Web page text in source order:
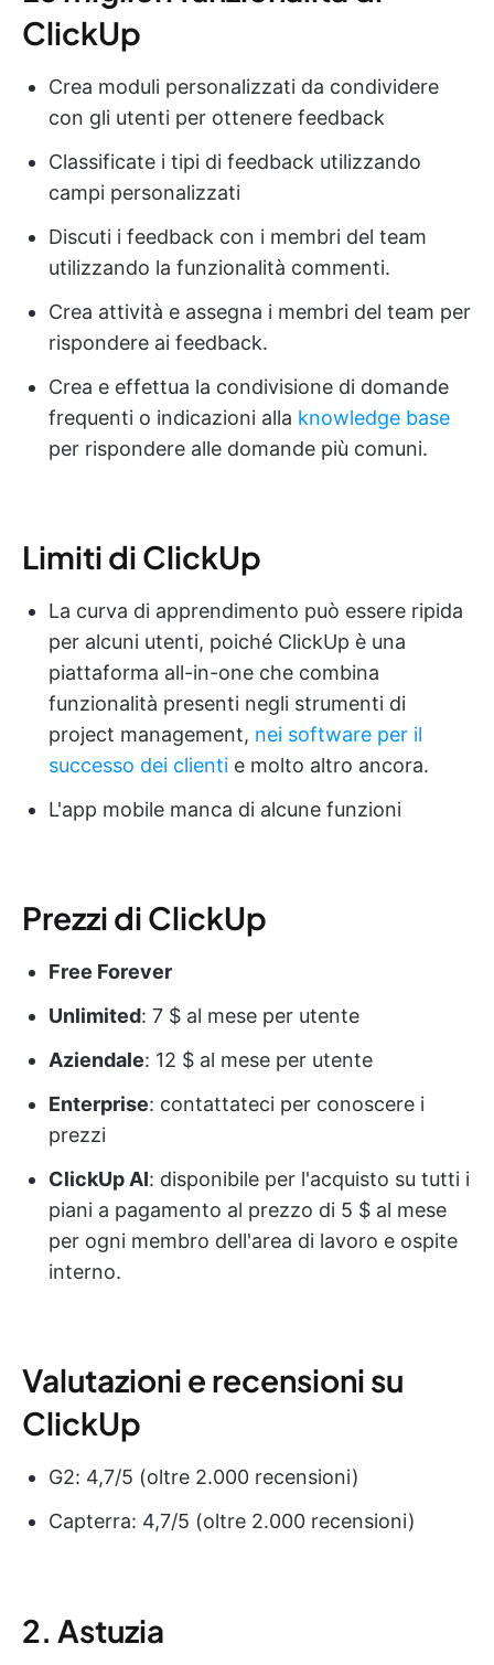
ClickUp
Crea moduli personalizzati da condividere
con gli utenti per ottenere feedback
Classificate i tipi di feedback utilizzando
campi personalizzati
Discuti i feedback con i membri del team
utilizzando la funzionalità commenti.
Crea attività e assegna i membri del team per
rispondere ai feedback.
Crea e effettua la condivisione di domande
frequenti o indicazioni alla knowledge base
per rispondere alle domande più comuni.
Limiti di ClickUp
La curva di apprendimento può essere ripida
per alcuni utenti, poiché ClickUp è una
piattaforma all-in-one che combina
funzionalità presenti negli strumenti di
project management, nei software per il
successo dei clienti e molto altro ancora.
L'app mobile manca di alcune funzioni
Prezzi di ClickUp
Free Forever
Unlimited: 7 $ al mese per utente
Aziendale: 12 $ al mese per utente
Enterprise: contattateci per conoscere i
prezzi
ClickUp AI: disponibile per l'acquisto su tutti i
piani a pagamento al prezzo di 5 $ al mese
per ogni membro dell'area di lavoro e ospite
interno.
Valutazioni e recensioni su
ClickUp
G2: 4,7/5 (oltre 2.000 recensioni)
Capterra: 4,7/5 (oltre 2.000 recensioni)
2. Astuzia